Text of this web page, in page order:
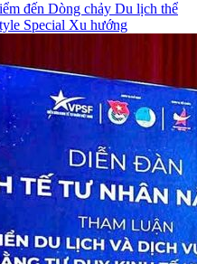
đến Dòng chảy Du lịch thể
Special Xu hướng